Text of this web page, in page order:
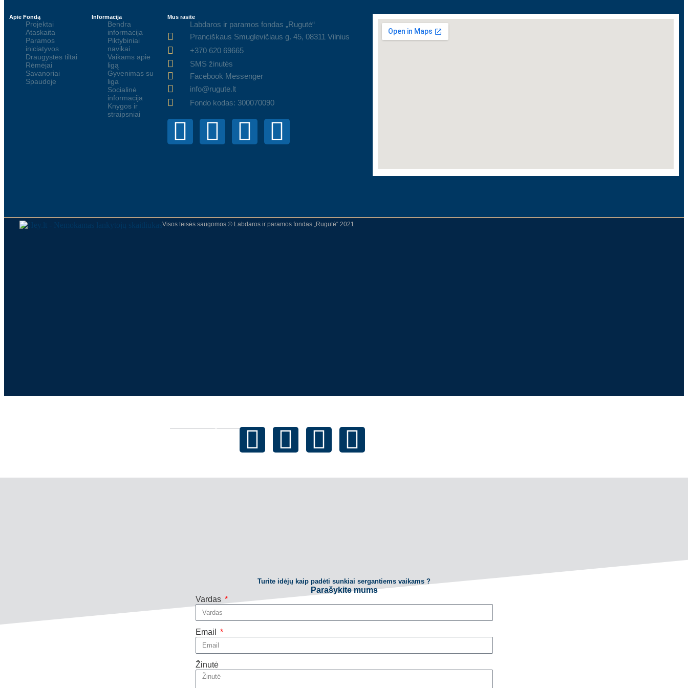
Apie Fondą
Projektai
Ataskaita
Paramos
iniciatyvos
Draugystės tiltai
Rėmėjai
Savanoriai
Spaudoje
Informacija
Bendra
informacija
Piktybiniai
navikai
Vaikams apie
ligą
Gyvenimas su
liga
Socialinė
informacija
Knygos ir
straipsniai
Mus rasite
Labdaros ir paramos fondas „Rugutė“
Pranciškaus Smuglevičiaus g. 45, 08311 Vilnius
+370 620 69665
SMS žinutės
Facebook Messenger
info@rugute.lt
Fondo kodas: 300070090
Visos teisės saugomos © Labdaros ir paramos fondas „Rugutė“ 2021
Turite idėjų kaip padėti sunkiai sergantiems vaikams ?
Parašykite mums
Vardas
Email
Žinutė